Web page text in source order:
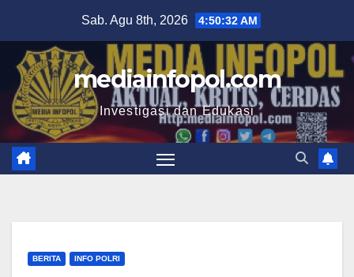
content
Sab. Agu 8th, 2026 4:50:33 AM
mediainfopol.com
Investigasi dan Edukasi
BERITA INFO POLRI